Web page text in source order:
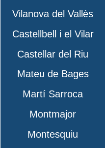
Vilanova del Vallès
Castellbell i el Vilar
Castellar del Riu
Mateu de Bages
Martí Sarroca
Montmajor
Montesquiu